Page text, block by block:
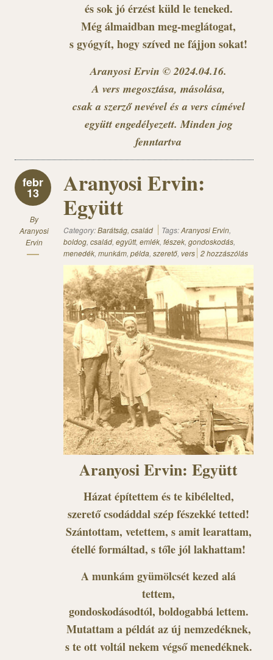
és sok jó érzést küld le teneked.
Még álmaidban meg-meglátogat,
s gyógyít, hogy szíved ne fájjon sokat!
Aranyosi Ervin © 2024.04.16.
A vers megosztása, másolása,
csak a szerző nevével és a vers címével
együtt engedélyezett. Minden jog
fenntartva
febr
13
By
Aranyosi
Ervin
Aranyosi Ervin:
Együtt
Category:Barátság, család Tags:Aranyosi Ervin,
boldog, család, együtt, emlék, fészek, gondoskodás,
menedék, munkám, példa, szerető, vers 2 hozzászólás
Aranyosi Ervin: Együtt
Házat építettem és te kibélelted,
szerető csodáddal szép fészekké tetted!
Szántottam, vetettem, s amit learattam,
étellé formáltad, s tőle jól lakhattam!
A munkám gyümölcsét kezed alá
tettem,
gondoskodásodtól, boldogabbá lettem.
Mutattam a példát az új nemzedéknek,
s te ott voltál nekem végső menedéknek.